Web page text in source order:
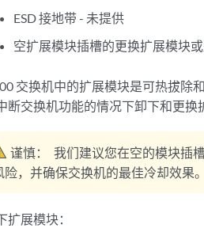
ESD 接地带 - 未提供
空扩展模块插槽的更换扩展模块
交换机中的扩展模块是可热拔除
断交换机功能的情况下卸下和更换
谨慎：
我们建议您在空的模块插
险，并确保交换机的最佳冷却效果。
扩展模块：